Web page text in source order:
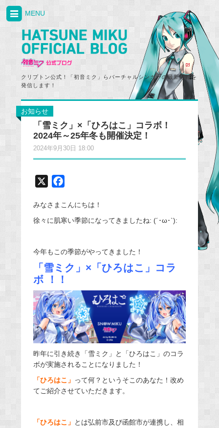
クリプトン公式！「初音ミク」らバーチャルシンガーの最新情報を
発信します！
MENU
お知らせ
「雪ミク」×「ひろはこ」コラボ！
2024年～25年冬も開催決定！
2024年9月30日 18:00
c
e
o
k
みなさまこんにちは！
徐々に肌寒い季節になってきましたね: (´･ω･`):
今年もこの季節がやってきました！
「雪ミク」×「ひろはこ」コラ
ボ ！！
昨年に引き続き「雪ミク」と「ひろはこ」のコラ
ボが実施されることになりました！
「ひろはこ」 って何？というそこのあなた！改め
てご紹介させていただきます。
「ひろはこ」 とは弘前市及び函館市が連携し、相